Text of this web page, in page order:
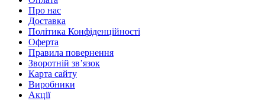
Про нас
Доставка
Політика Конфіденційності
Оферта
Правила повернення
Зворотній зв’язок
Карта сайту
Виробники
Акції